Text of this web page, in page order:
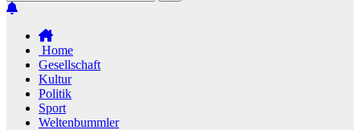
Home
Gesellschaft
Kultur
Politik
Sport
Weltenbummler